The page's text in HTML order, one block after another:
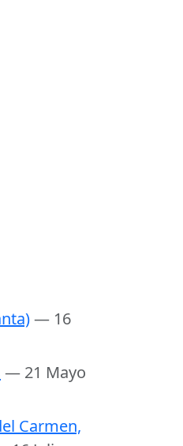
— 16
— 21 Mayo
Carmen,